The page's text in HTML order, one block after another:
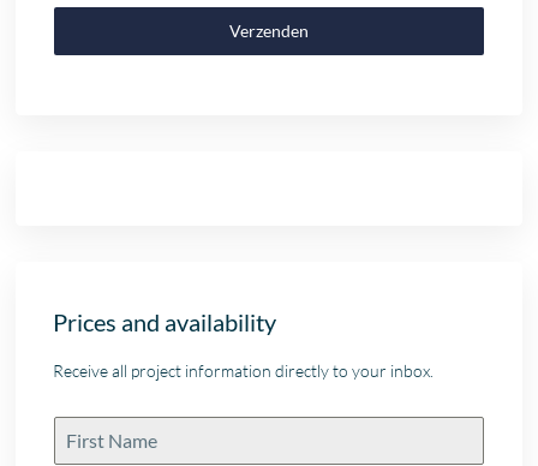
Verzenden
Prices and availability
Receive all project information directly to your inbox.